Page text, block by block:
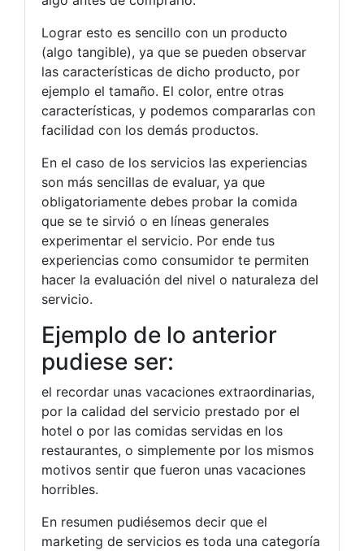
Lograr esto es sencillo con un producto
(algo tangible), ya que se pueden observar
las características de dicho producto, por
ejemplo el tamaño. El color, entre otras
características, y podemos compararlas con
facilidad con los demás productos.
En el caso de los servicios las experiencias
son más sencillas de evaluar, ya que
obligatoriamente debes probar la comida
que se te sirvió o en líneas generales
experimentar el servicio. Por ende tus
experiencias como consumidor te permiten
hacer la evaluación del nivel o naturaleza del
servicio.
Ejemplo de lo anterior
pudiese ser:
el recordar unas vacaciones extraordinarias,
por la calidad del servicio prestado por el
hotel o por las comidas servidas en los
restaurantes, o simplemente por los mismos
motivos sentir que fueron unas vacaciones
horribles.
En resumen pudiésemos decir que el
marketing de servicios es toda una categoría